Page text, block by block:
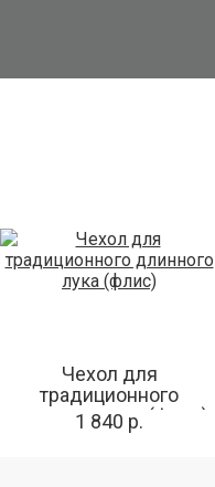
Чехол для
традиционного
длинного лука (флис)
1 840 р.